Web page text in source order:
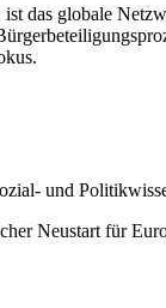
das globale
und